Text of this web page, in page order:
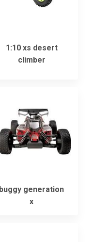
1:10 xs desert
climber
buggy generation
x